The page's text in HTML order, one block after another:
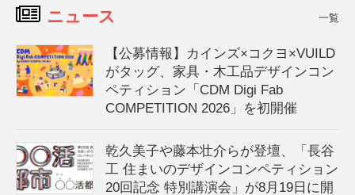
ニュース 一覧
【公募情報】カインズ×コクヨ×VUILD
がタッグ、家具・木工品デザインコン
ペティション「CDM Digi Fab
COMPETITION 2026」を初開催
乾久美子や藤本壮介らが登壇、「長谷
工 住まいのデザインコンペティション
20回記念 特別講演会」が8月19日に開